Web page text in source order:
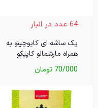
64 عدد در انبار
پک ساشه ای کاپوچینو به
همراه مارشمالو کاپیکو
70/000 تومان